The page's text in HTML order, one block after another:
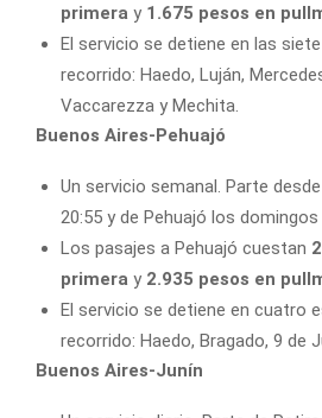
primera y 1.675 pesos en
El servicio se detiene en las
recorrido: Haedo, Luján,
Vaccarezza y Mechita.
Buenos Aires-Pehuajó
Un servicio semanal. Parte
20:55 y de Pehuajó los domingos
Los pasajes a Pehuajó cuestan
primera y 2.935 pesos en
El servicio se detiene en cuatro
recorrido: Haedo, Bragado, 9 de
Buenos Aires-Junín